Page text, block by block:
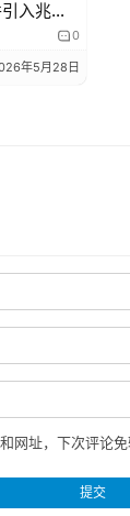
入兆瓦
0
年5月28日
网址，下次评论免
提交